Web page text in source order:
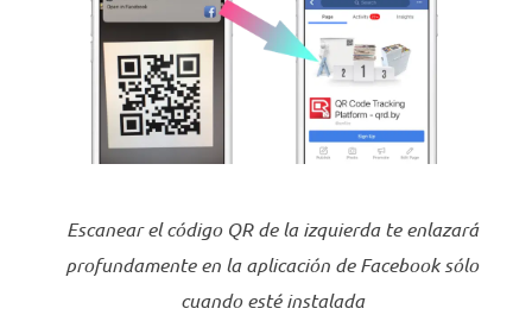
Escanear el código QR de la izquierda te enlazará
profundamente en la aplicación de Facebook sólo
cuando esté instalada